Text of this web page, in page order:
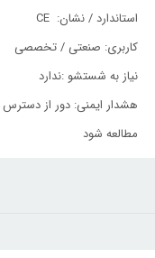
استاندارد / نشان: CE
کاربری: صنعتی / تخصصی
نیاز به شستشو :ندارد
مطالعه شود